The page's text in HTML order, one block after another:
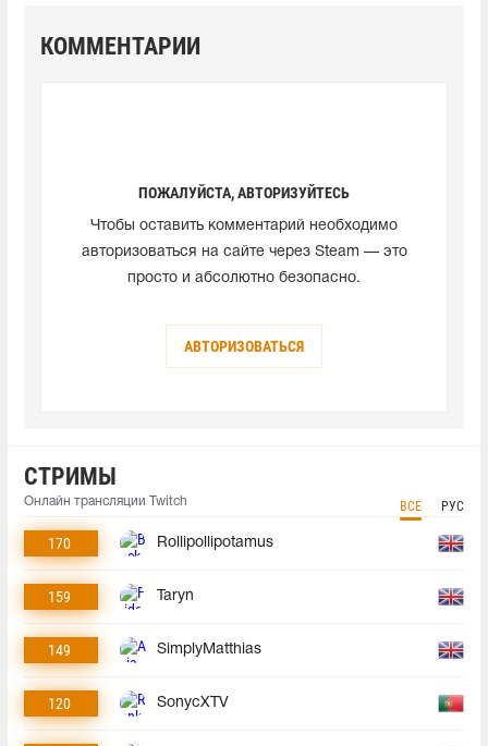
КОММЕНТАРИИ
ПОЖАЛУЙСТА, АВТОРИЗУЙТЕСЬ
Чтобы оставить комментарий необходимо
авторизоваться на сайте через Steam — это
просто и абсолютно безопасно.
АВТОРИЗОВАТЬСЯ
СТРИМЫ
Онлайн трансляции Twitch ВСЕ РУС
170 Rollipollipotamus
159 Taryn
149 SimplyMatthias
120 SonycXTV